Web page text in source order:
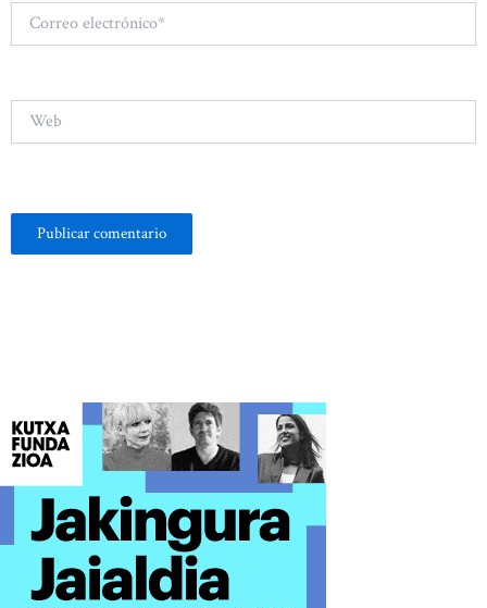
Correo
electrónico*
Web